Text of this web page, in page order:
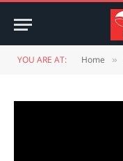
YOU ARE AT: Home »